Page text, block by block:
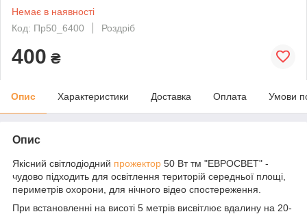
Немає в наявності
Код: Пр50_6400
Роздріб
400 ₴
Опис Характеристики Доставка Оплата Умови
Опис
Якісний світлодіодний прожектор 50 Вт тм "ЕВРОСВЕТ" -
чудово підходить для освітлення територій середньої площі,
периметрів охорони, для нічного відео спостереження.
При встановленні на висоті 5 метрів висвітлює вдалину на 20-